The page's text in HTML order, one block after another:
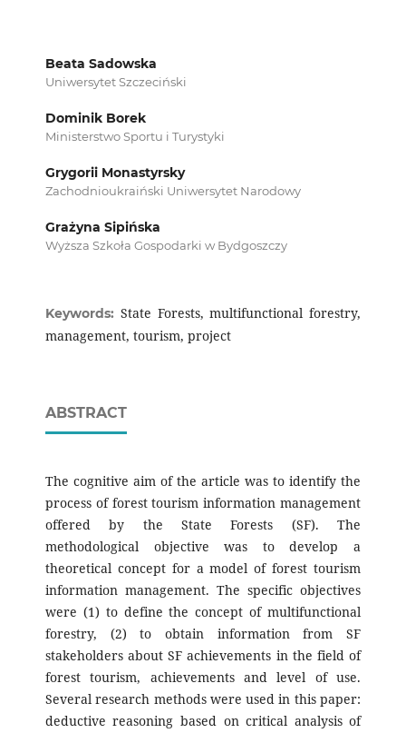
Beata Sadowska
Uniwersytet Szczeciński
Dominik Borek
Ministerstwo Sportu i Turystyki
Grygorii Monastyrsky
Zachodnioukraiński Uniwersytet Narodowy
Grażyna Sipińska
Wyższa Szkoła Gospodarki w Bydgoszczy
Keywords: State Forests, multifunctional forestry,
management, tourism, project
ABSTRACT
The cognitive aim of the article was to identify the
process of forest tourism information management
offered by the State Forests (SF). The
methodological objective was to develop a
theoretical concept for a model of forest tourism
information management. The specific objectives
were (1) to define the concept of multifunctional
forestry, (2) to obtain information from SF
stakeholders about SF achievements in the field of
forest tourism, achievements and level of use.
Several research methods were used in this paper:
deductive reasoning based on critical analysis of